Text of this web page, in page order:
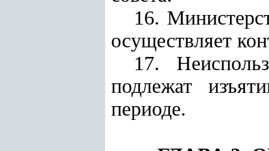
16.
осуществляет
17.
подлежат
периоде.